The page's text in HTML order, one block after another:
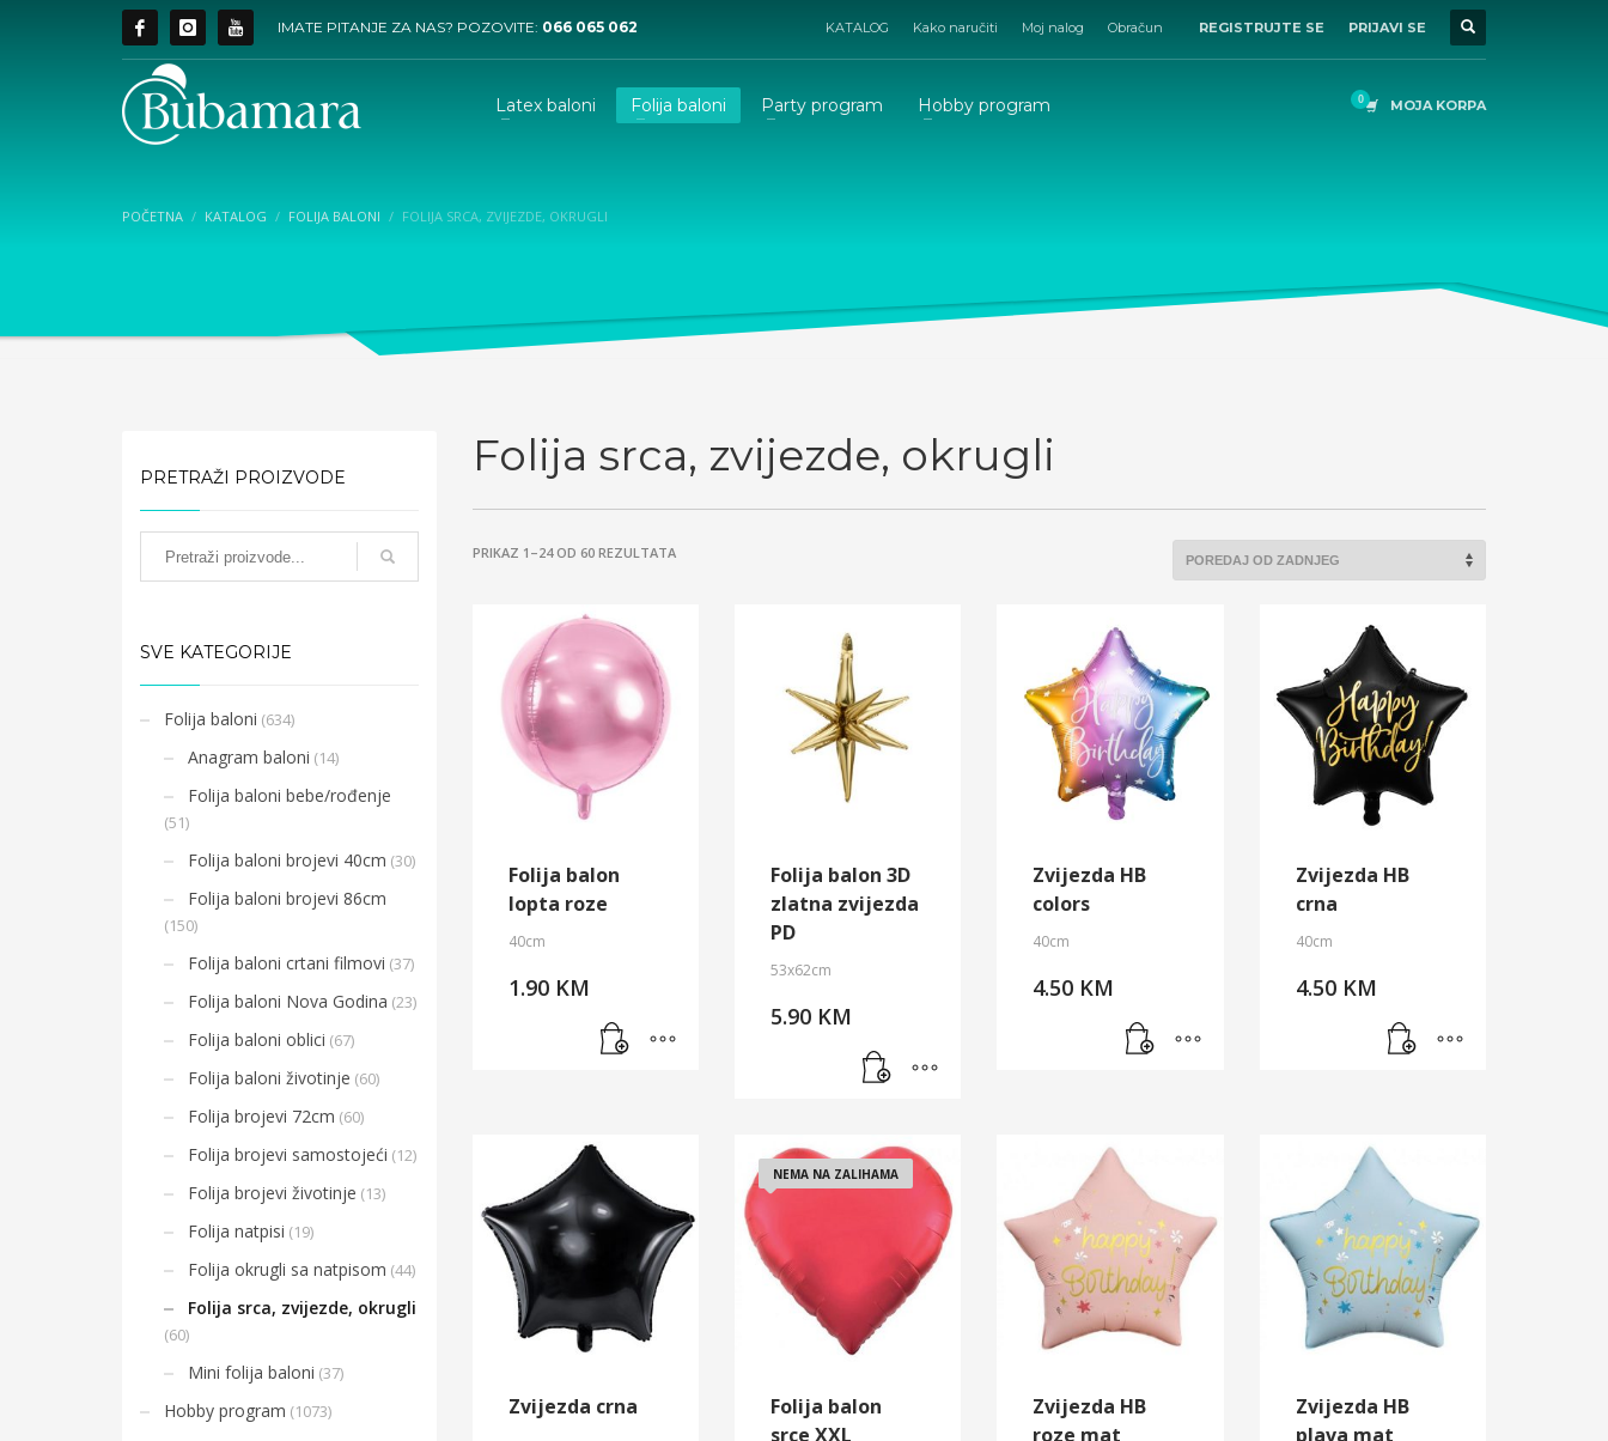
IMATE PITANJE ZA NAS? POZOVITE: 066 065 062 KATALOG Kako naručiti Moj nalog Obračun REGISTRUJTE SE PRIJAVI SE
Latex baloni Folija baloni Party program Hobby program MOJA KORPA
POČETNA KATALOG FOLIJA BALONI FOLIJA SRCA, ZVIJEZDE, OKRUGLI
Folija srca, zvijezde, okrugli
PRIKAZ 1–24 OD 60 REZULTATASORTED
Folija balon
lopta roze
40cm
1.90 KM
Folija balon 3D
zlatna zvijezda
PD
53x62cm
5.90 KM
Zvijezda HB
colors
40cm
4.50 KM
Zvijezda HB
crna
40cm
4.50 KM
Zvijezda crna
NEMA NA ZALIHAMA
Folija balon
srce XXL
Zvijezda HB
roze mat
Zvijezda HB
plava mat
PRETRAŽI PROIZVODE
SVE KATEGORIJE
Folija baloni (634)
Anagram baloni (14)
Folija baloni bebe/rođenje
(51)
Folija baloni brojevi 40cm (30)
Folija baloni brojevi 86cm
(150)
Folija baloni crtani filmovi (37)
Folija baloni Nova Godina (23)
Folija baloni oblici (67)
Folija baloni životinje (60)
Folija brojevi 72cm (60)
Folija brojevi samostojeći (12)
Folija brojevi životinje (13)
Folija natpisi (19)
Folija okrugli sa natpisom (44)
Folija srca, zvijezde, okrugli
(60)
Mini folija baloni (37)
Hobby program (1073)